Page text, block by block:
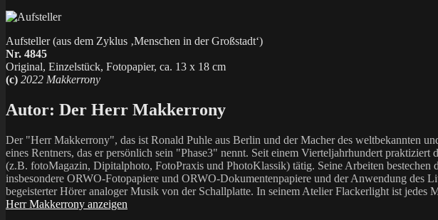
Aufsteller (aus dem Zyklus ‚Menschen in der Großstadt‘)
Nr. 4845
Original, Einzelstück, Fotopapier, ca. 13 x 18 cm
(c) 2022 Makkerrony
Autor: Der Herr Makkerrony
Der "Herr Makkerrony", das ist Ronald Puhle aus Berlin und der Macher des weltbekannten
eines Rentners, das er persönlich sein "Phase3" nennt. Seit einem Vierteljahrhundert
(z.B. fotoMagazin, Dipitalphoto, FotoPraxis und PhotoKlassik) tätig. Seine Arbeiten
insbesondere ORWO-Fotopapiere und ORWO-Dokumentenpapiere und der Anwendung des
begeisterter Hörer analoger Musik von der Schallplatte. In seinem Atelier Flackerlight ist
Herr Makkerrony anzeigen